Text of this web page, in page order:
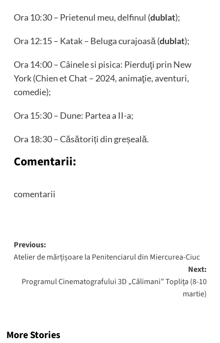
Ora 10:30 – Prietenul meu, delfinul (dublat);
Ora 12:15 – Katak – Beluga curajoasă (dublat);
Ora 14:00 – Câinele si pisica: Pierduţi prin New
York (Chien et Chat – 2024, animaţie, aventuri,
comedie);
Ora 15:30 – Dune: Partea a II-a;
Ora 18:30 – Căsătoriți din greșeală.
Comentarii:
comentarii
Post
navigation
Previous:
Atelier de mărțișoare la Penitenciarul din Miercurea-Ciuc
Next:
Programul Cinematografului 3D „Călimani” Topliţa (8-10
martie)
More Stories